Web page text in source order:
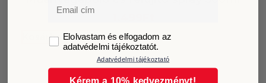
Kosárba teszem
Email
GDPRElolvastam és elfogadom az
adatvédelmi tájékoztatót.
Adatvédelmi tájékoztató
Kérem a 10% kedvezményt!